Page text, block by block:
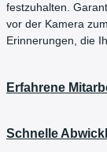
festzuhalten.
vor der Kamera
Erinnerungen, die
Erfahrene
Schnelle